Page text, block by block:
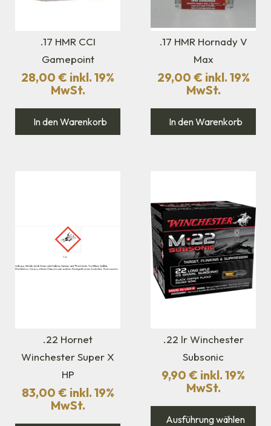
.17 HMR CCI
Gamepoint
28,00 € inkl. 19%
MwSt.
In den Warenkorb
.17 HMR Hornady V
Max
29,00 € inkl. 19%
MwSt.
In den Warenkorb
.22 Hornet
Winchester Super X
HP
83,00 € inkl. 19%
MwSt.
.22 lr Winchester
Subsonic
9,90 € inkl. 19%
MwSt.
Ausführung wählen